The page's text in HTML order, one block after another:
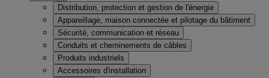
Distribution, protection et gestion de l'énergie
Appareillage, maison connectée et pilotage du bâtiment
Sécurité, communication et réseau
Conduits et cheminements de câbles
Produits industriels
Accessoires d'installation